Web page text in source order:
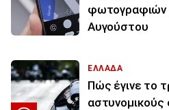
φωτογραφιών
Αυγούστου
ΕΛΛΑΔΑ
Πώς έγινε το
αστυνομικούς